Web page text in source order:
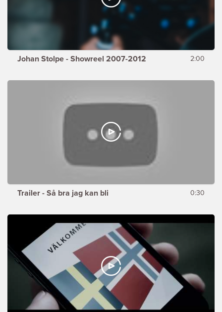
Johan Stolpe - Showreel 2007-2012 2:00
Trailer - Så bra jag kan bli 0:30